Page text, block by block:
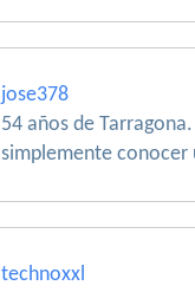
jose378
54 años de Tarragona.
simplemente conocer
technoxxl